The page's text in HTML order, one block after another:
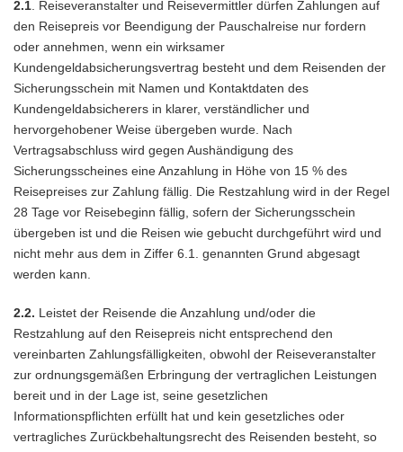
2.1 . Reiseveranstalter und Reisevermittler dürfen Zahlungen auf
den Reisepreis vor Beendigung der Pauschalreise nur fordern
oder annehmen, wenn ein wirksamer
Kundengeldabsicherungsvertrag besteht und dem Reisenden der
Sicherungsschein mit Namen und Kontaktdaten des
Kundengeldabsicherers in klarer, verständlicher und
hervorgehobener Weise übergeben wurde. Nach
Vertragsabschluss wird gegen Aushändigung des
Sicherungsscheines eine Anzahlung in Höhe von 15 % des
Reisepreises zur Zahlung fällig. Die Restzahlung wird in der Regel
28 Tage vor Reisebeginn fällig, sofern der Sicherungsschein
übergeben ist und die Reisen wie gebucht durchgeführt wird und
nicht mehr aus dem in Ziffer 6.1. genannten Grund abgesagt
werden kann.
2.2. Leistet der Reisende die Anzahlung und/oder die
Restzahlung auf den Reisepreis nicht entsprechend den
vereinbarten Zahlungsfälligkeiten, obwohl der Reiseveranstalter
zur ordnungsgemäßen Erbringung der vertraglichen Leistungen
bereit und in der Lage ist, seine gesetzlichen
Informationspflichten erfüllt hat und kein gesetzliches oder
vertragliches Zurückbehaltungsrecht des Reisenden besteht, so